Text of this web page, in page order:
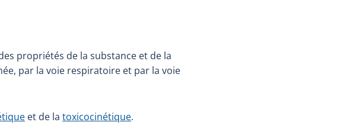
propriétés de la substance et de la
par la voie respiratoire et par la voie
et de la toxicocinétique.